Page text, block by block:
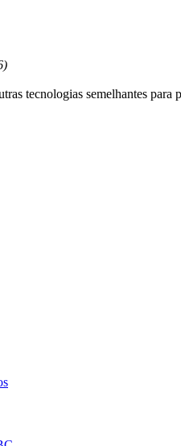
tecnologias semelhantes